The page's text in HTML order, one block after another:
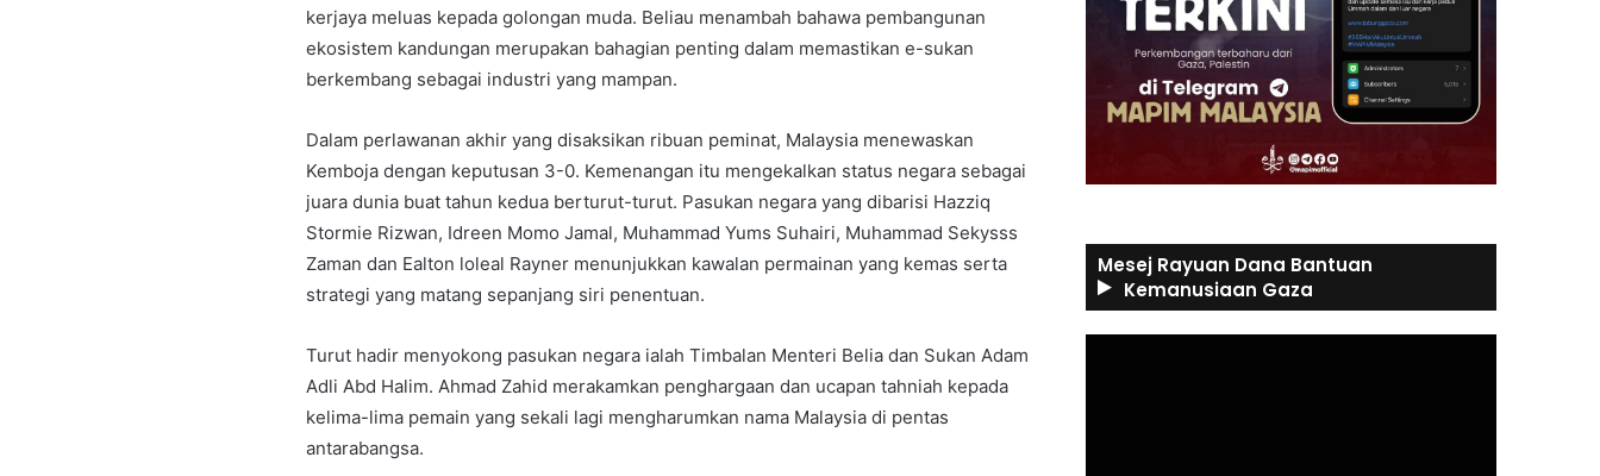
kerjaya meluas kepada golongan muda. Beliau menambah bahawa pembangunan
ekosistem kandungan merupakan bahagian penting dalam memastikan e-sukan
berkembang sebagai industri yang mampan.
Dalam perlawanan akhir yang disaksikan ribuan peminat, Malaysia menewaskan
Kemboja dengan keputusan 3-0. Kemenangan itu mengekalkan status negara sebagai
juara dunia buat tahun kedua berturut-turut. Pasukan negara yang dibarisi Hazziq
Stormie Rizwan, Idreen Momo Jamal, Muhammad Yums Suhairi, Muhammad Sekysss
Zaman dan Ealton loleal Rayner menunjukkan kawalan permainan yang kemas serta
strategi yang matang sepanjang siri penentuan.
Turut hadir menyokong pasukan negara ialah Timbalan Menteri Belia dan Sukan Adam
Adli Abd Halim. Ahmad Zahid merakamkan penghargaan dan ucapan tahniah kepada
kelima-lima pemain yang sekali lagi mengharumkan nama Malaysia di pentas
antarabangsa.
Mesej Rayuan Dana Bantuan
Kemanusiaan Gaza